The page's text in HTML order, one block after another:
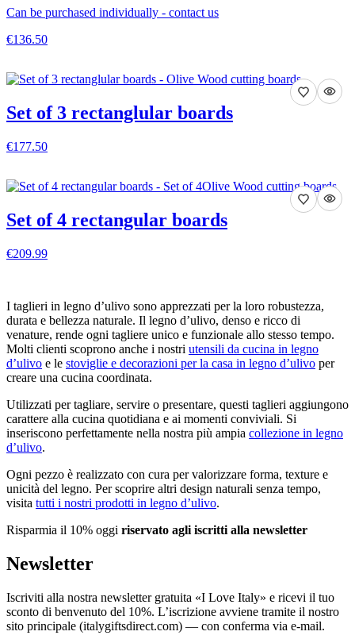
Can be purchased individually - contact us
€136.50
Set of 3 rectanglular boards
€177.50
Set of 4 rectangular boards
€209.99
I taglieri in legno d’ulivo sono apprezzati per la loro robustezza,
durata e bellezza naturale. Il legno d’ulivo, denso e ricco di
venature, rende ogni tagliere unico e funzionale allo stesso tempo.
Molti clienti scoprono anche i nostri utensili da cucina in legno
d’ulivo e le stoviglie e decorazioni per la casa in legno d’ulivo per
creare una cucina coordinata.
Utilizzati per tagliare, servire o presentare, questi taglieri aggiungono
carattere alla cucina quotidiana e ai momenti conviviali. Si
inseriscono perfettamente nella nostra più ampia collezione in legno
d’ulivo.
Ogni pezzo è realizzato con cura per valorizzare forma, texture e
unicità del legno. Per scoprire altri design naturali senza tempo,
visita tutti i nostri prodotti in legno d’ulivo.
Risparmia il 10% oggi riservato agli iscritti alla newsletter
Newsletter
Iscriviti alla nostra newsletter gratuita «I Love Italy» e ricevi il tuo
sconto di benvenuto del 10%. L’iscrizione avviene tramite il nostro
sito principale (italygiftsdirect.com) — con conferma via e-mail.